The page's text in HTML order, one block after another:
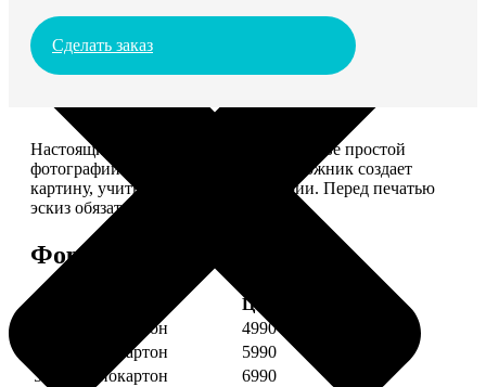
Сделать заказ
Настоящий шедевр, сделанный на основе простой
фотографии. Профессиональный художник создает
картину, учитывая ваши комментарии. Перед печатью
эскиз обязательно согласуем с вами.
Форматы и цены
Цена, руб.
30х40 пенокартон
4990
40х60 пенокартон
5990
50х70 пенокартон
6990